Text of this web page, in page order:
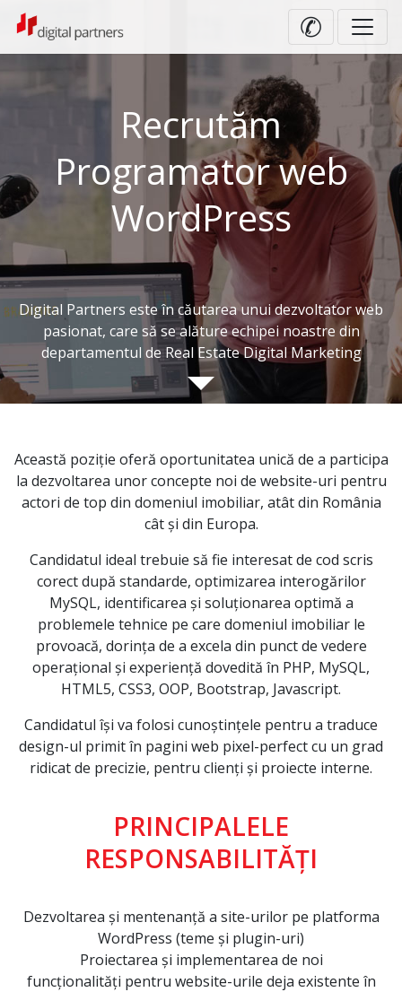
✆
Recrutăm
Programator web
WordPress
Digital Partners este în căutarea unui dezvoltator web
pasionat, care să se alăture echipei noastre din
departamentul de Real Estate Digital Marketing
Această poziție oferă oportunitatea unică de a participa
la dezvoltarea unor concepte noi de website-uri pentru
actori de top din domeniul imobiliar, atât din România
cât și din Europa.
Candidatul ideal trebuie să fie interesat de cod scris
corect după standarde, optimizarea interogărilor
MySQL, identificarea și soluționarea optimă a
problemele tehnice pe care domeniul imobiliar le
provoacă, dorința de a excela din punct de vedere
operațional și experiență dovedită în PHP, MySQL,
HTML5, CSS3, OOP, Bootstrap, Javascript.
Candidatul își va folosi cunoștințele pentru a traduce
design-ul primit în pagini web pixel-perfectcu un grad
ridicat de precizie, pentru clienți și proiecte interne.
PRINCIPALELE
RESPONSABILITĂȚI
Dezvoltarea și mentenanță a site-urilor pe platforma
WordPress (teme și plugin-uri)
Proiectarea și implementarea de noi
funcționalități pentru website-urile deja existente în